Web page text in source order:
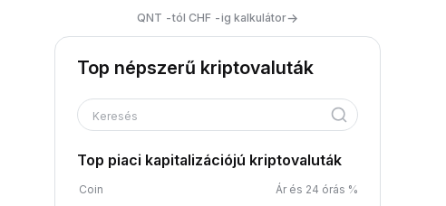
QNT -tól CHF -ig kalkulátor→
Top népszerű kriptovaluták
Keresés
Top piaci kapitalizációjú kriptovaluták
Coin Ár és 24 órás %